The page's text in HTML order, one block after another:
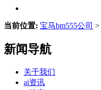
当前位置: 宝马bm555公司 >
新闻导航
关于我们
ai资讯